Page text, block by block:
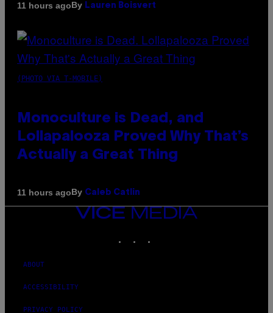
11 hours agoBy Lauren Boisvert
(PHOTO VIA T-MOBILE)
Monoculture is Dead, and
Lollapalooza Proved Why That’s
Actually a Great Thing
11 hours agoBy Caleb Catlin
VICE
ABOUT
ACCESSIBILITY
PRIVACY POLICY